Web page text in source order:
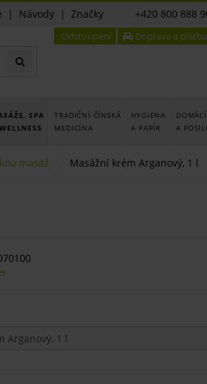
| Návody | Značky +420 800 888
Odstoupení Doprava a platba
SPA
TRADIČNÍ ČÍNSKÁ
MEDICÍNA
HYGIENA
A PAPÍR
A
masáž Masážní krém Arganový, 1 l